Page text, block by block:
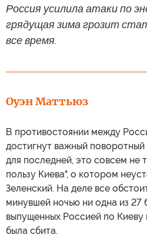
Россия усилила атаки по
грядущая зима грозит
все время.
Оуэн Маттьюз
В противостоянии между
достигнут важный
для последней, это совсем не
пользу Киева", о котором
Зеленский. На деле все
минувшей ночью ни одна из 27
выпущенных Россией по Киеву
была сбита.